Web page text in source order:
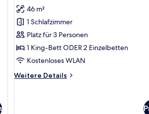
Marina
Bay,
Marina
Bay
View,
Balcony
anzeigen
46 m²
1 Schlafzimmer
Platz für 3 Personen
1 King-Bett ODER 2 Einzelbetten
Kostenloses WLAN
Weitere Details
Weitere